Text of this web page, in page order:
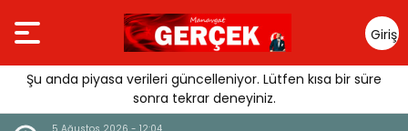
Giriş
Yap
Şu anda piyasa verileri güncelleniyor. Lütfen kısa bir süre
sonra tekrar deneyiniz.